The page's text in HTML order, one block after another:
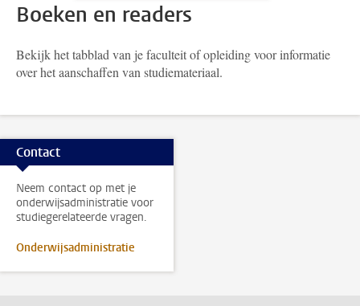
Boeken en readers
Bekijk het tabblad van je faculteit of opleiding voor informatie
over het aanschaffen van studiemateriaal.
Contact
Neem contact op met je
onderwijsadministratie voor
studiegerelateerde vragen.
Onderwijsadministratie